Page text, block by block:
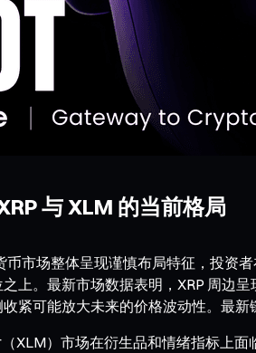
与 XLM 的当前格局
币市场整体呈现谨慎布局特征，投资
上。最新市场数据表明，XRP 周边
紧可能放大未来的价格波动性。最
XLM）市场在衍生品和情绪指标上